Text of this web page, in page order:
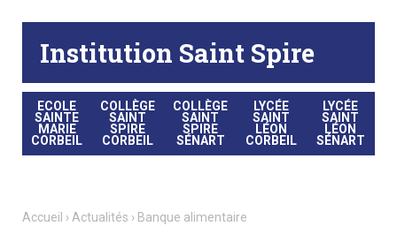
contenu.
Institution Saint Spire
ECOLE
SAINTE
MARIE
CORBEIL
COLLÈGE
SAINT
SPIRE
CORBEIL
COLLÈGE
SAINT
SPIRE
SÉNART
LYCÉE
SAINT
LÉON
CORBEIL
LYCÉE
SAINT
LÉON
SÉNART
Accueil › Actualités › Banque alimentaire